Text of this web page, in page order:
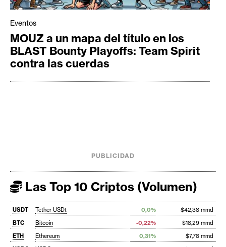
Eventos
MOUZ a un mapa del título en los
BLAST Bounty Playoffs: Team Spirit
contra las cuerdas
PUBLICIDAD
Las Top 10 Criptos (Volumen)
USDT Tether USDt 0,0%
$42,38 mmd
BTC
Bitcoin -0,22%
$18,29 mmd
ETH
Ethereum 0,31%
$7,78 mmd